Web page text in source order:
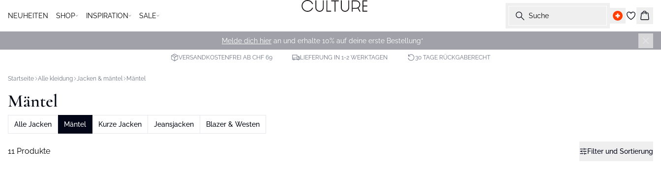
NEUHEITEN SHOP INSPIRATION SALE Suche
Melde dich hier an und erhalte 10% auf deine erste Bestellung*
VERSANDKOSTENFREI AB CHF 69 LIEFERUNG IN 1-2 WERKTAGEN 30 TAGE RÜCKGABERECHT
Startseite Alle kleidung Jacken & mäntel Mäntel
Mäntel
Alle Jacken Mäntel Kurze Jacken Jeansjacken Blazer & Westen
11 Produkte Filter und Sortierung